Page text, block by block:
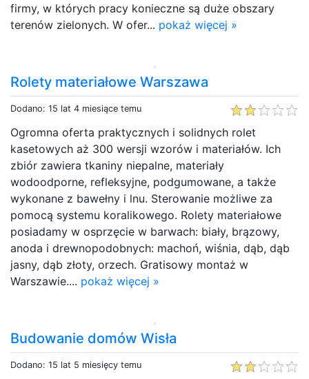
firmy, w których pracy konieczne są duże obszary
terenów zielonych. W ofer... pokaż więcej »
Rolety materiałowe Warszawa
Dodano: 15 lat 4 miesiące temu
Ogromna oferta praktycznych i solidnych rolet
kasetowych aż 300 wersji wzorów i materiałów. Ich
zbiór zawiera tkaniny niepalne, materiały
wodoodporne, refleksyjne, podgumowane, a także
wykonane z bawełny i lnu. Sterowanie możliwe za
pomocą systemu koralikowego. Rolety materiałowe
posiadamy w osprzęcie w barwach: biały, brązowy,
anoda i drewnopodobnych: machoń, wiśnia, dąb, dąb
jasny, dąb złoty, orzech. Gratisowy montaż w
Warszawie.... pokaż więcej »
Budowanie domów Wisła
Dodano: 15 lat 5 miesięcy temu